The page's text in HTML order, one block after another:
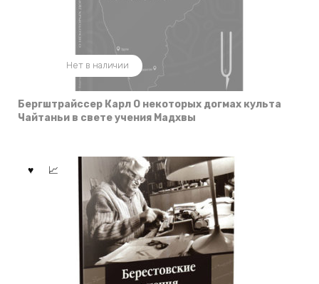
Нет в наличии
Бергштрайссер Карл О некоторых догмах культа
Чайтаньи в свете учения Мадхвы